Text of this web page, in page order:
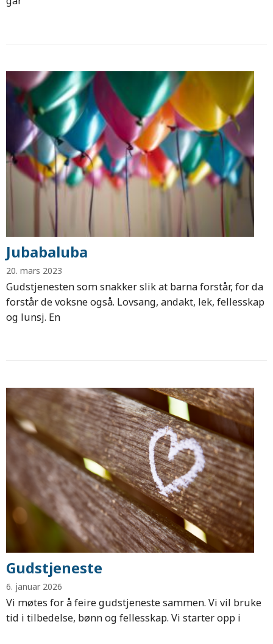
Jubabaluba
20. mars 2023
Gudstjenesten som snakker slik at barna forstår, for da
forstår de voksne også. Lovsang, andakt, lek, fellesskap
og lunsj. En
Gudstjeneste
6. januar 2026
Vi møtes for å feire gudstjeneste sammen. Vi vil bruke
tid i tilbedelse, bønn og fellesskap. Vi starter opp i